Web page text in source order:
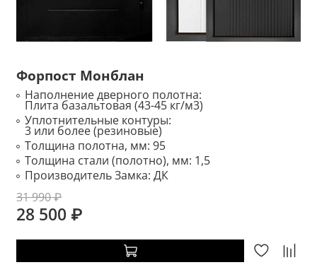
Форпост Монблан
Наполнение дверного полотна:
Плита базальтовая (43-45 кг/м3)
Уплотнительные контуры:
3 или более (резиновые)
Толщина полотна, мм: 95
Толщина стали (полотно), мм: 1,5
Производитель Замка: ДК
31 990 ₽
28 500 ₽